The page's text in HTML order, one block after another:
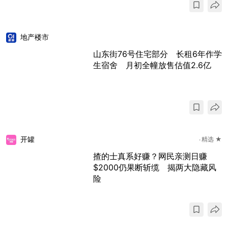
地产楼市
山东街76号住宅部分 长租6年作学
生宿舍 月初全幢放售估值2.6亿
开罐 精选 ★
揸的士真系好赚？网民亲测日赚
$2000仍果断斩缆 揭两大隐藏风
险